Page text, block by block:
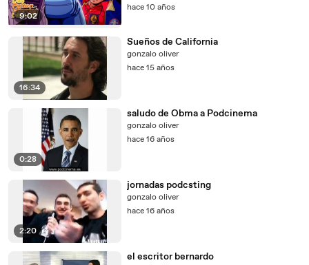
9:02
hace 10 años
16:34
Sueños de California
gonzalo oliver
hace 15 años
0:28
saludo de Obma a Podcinema
gonzalo oliver
hace 16 años
2:20
jornadas podcsting
gonzalo oliver
hace 16 años
el escritor bernardo